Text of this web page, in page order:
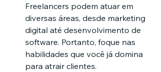
Freelancers podem atuar em
diversas áreas, desde marketing
digital até desenvolvimento de
software. Portanto, foque nas
habilidades que você já domina
para atrair clientes.